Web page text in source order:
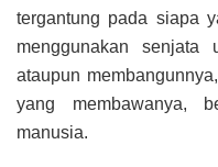
tergantung pada siapa
menggunakan senjata
ataupun
yang membawanya,
manusia.